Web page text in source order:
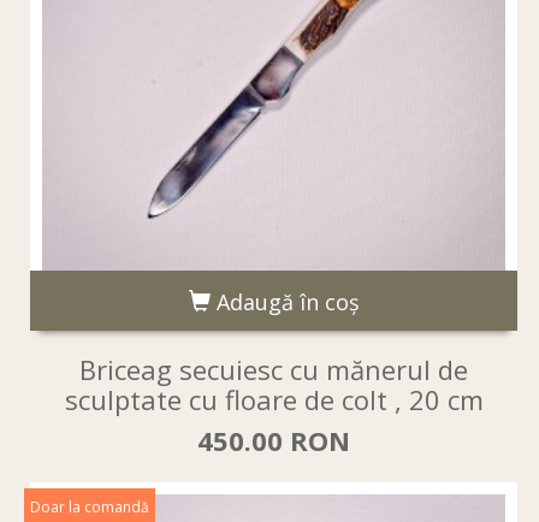
Adaugă în coş
Briceag secuiesc cu mănerul de
sculptate cu floare de colt , 20 cm
450.00 RON
Doar la comandă